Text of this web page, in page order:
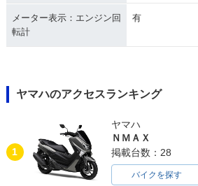
メーター表示：エンジン回
転計
有
ヤマハのアクセスランキング
1
ヤマハ
ＮＭＡＸ
掲載台数：28
バイクを探す